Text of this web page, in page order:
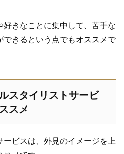
好きなことに集中して、苦手な
できるという点でもオススメで
スタイリストサービ
スメ
ビスは、外見のイメージを上